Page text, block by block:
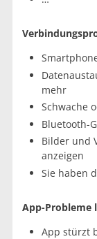
mehr
Schwache
Bluetooth-
Bilder und
anzeigen
Sie haben
App-Probleme
App stürzt